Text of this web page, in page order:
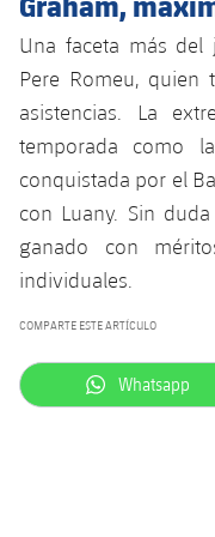
Jugadores
Fotos
Historia
Palmarés
Clasificaciones
Juvenil
Infantil
Alevín
Noticias
Atletismo
plusicon
más
Actualidad
Femenino
Agenda
Baloncesto en
plusicon
más
Actualidad
Jugadores
Calendario
Clasificaciones
Hockey sobre
plusicon
más
Actualidad
Calendario
Hockey hierba
plusicon
más
Hockey
plusicon
más
Actualidad
Escuela de
Una faceta más
Pere Romeu, quien
asistencias. La
temporada como
conquistada por el
con Luany. Sin
ganado con
individuales.
COMPARTE ESTE ARTÍCULO
Whatsapp